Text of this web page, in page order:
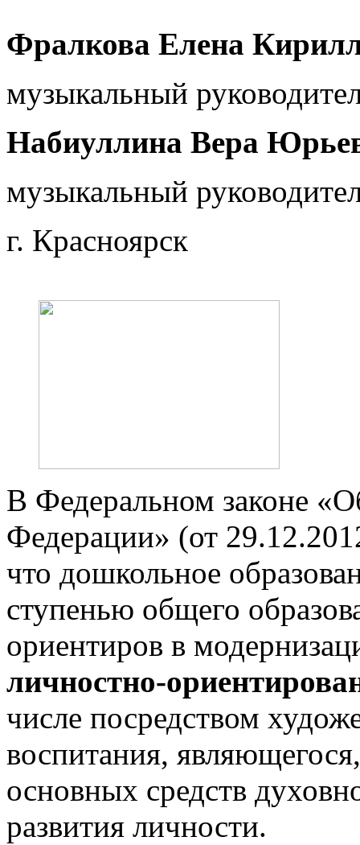
Фралкова Елена
музыкальный
Набиуллина Вера
музыкальный
г. Красноярск
В Федеральном законе
Федерации» (от
что дошкольное
ступенью общего
ориентиров в
личностно-
числе посредством
воспитания,
основных средств
развития личности.